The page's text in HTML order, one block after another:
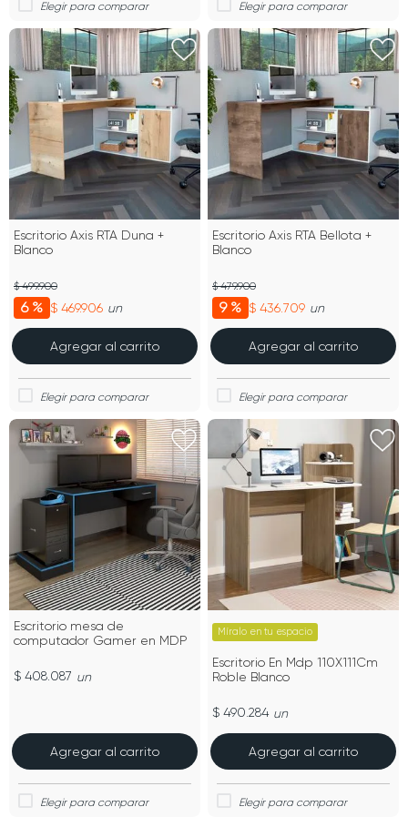
Escritorio Axis RTA Duna +
Blanco
6 % $ 469.906
$ 499.900
un
Agregar al carrito
Escritorio Axis RTA Bellota +
Blanco
9 % $ 436.709
$ 479.900
un
Agregar al carrito
Escritorio mesa de
computador Gamer en MDP
$ 408.087 un
Agregar al carrito
Míralo en tu espacio
Escritorio En Mdp 110X111Cm
Roble Blanco
$ 490.284 un
Agregar al carrito